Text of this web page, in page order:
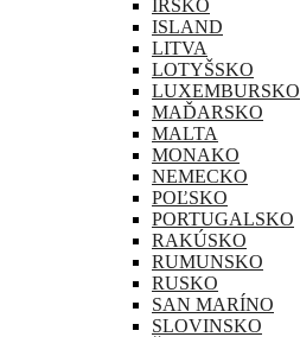
ÍRSKO
ISLAND
LITVA
LOTYŠSKO
LUXEMBURSKO
MAĎARSKO
MALTA
MONAKO
NEMECKO
POĽSKO
PORTUGALSKO
RAKÚSKO
RUMUNSKO
RUSKO
SAN MARÍNO
SLOVINSKO